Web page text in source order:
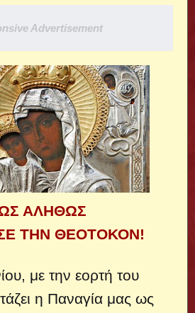
Advertisement
ΩΣ ΑΛΗΘΩΣ
ΤΗΝ ΘΕΟΤΟΚΟΝ!
με την εορτή του
η Παναγία μας ως